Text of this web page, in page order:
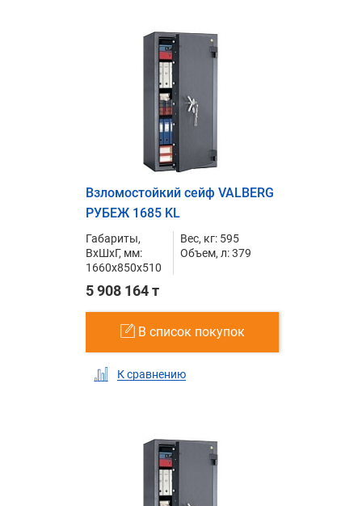
Взломостойкий сейф VALBERG
РУБЕЖ 1685 KL
Габариты,
ВxШxГ, мм:
1660x850x510
Вес, кг: 595
Объем, л: 379
5 908 164 т
В список покупок
К сравнению